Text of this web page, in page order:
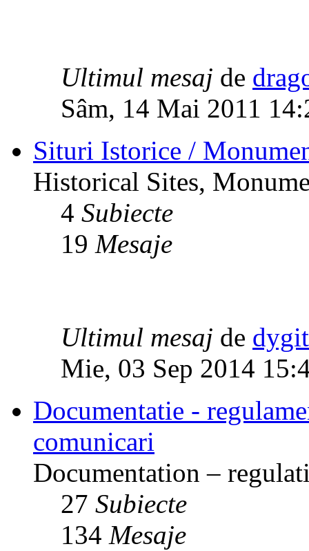
Ultimul mesaj de
Sâm, 14 Mai 2011
Situri Istorice /
Historical Sites,
4 Subiecte
19 Mesaje
Ultimul mesaj de
Mie, 03 Sep 2014
Documentatie -
comunicari
Documentation –
27 Subiecte
134 Mesaje